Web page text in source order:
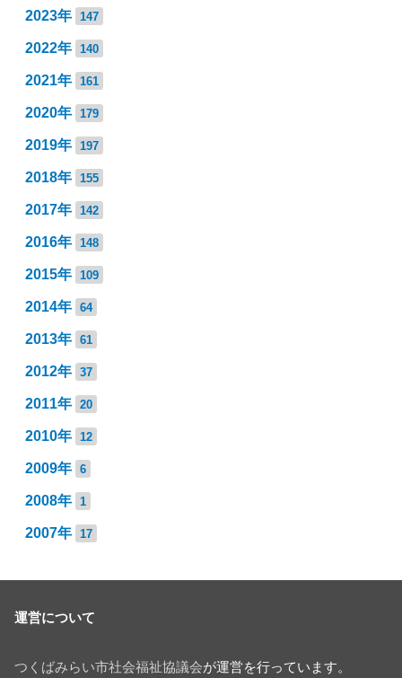
2023年 147
2022年 140
2021年 161
2020年 179
2019年 197
2018年 155
2017年 142
2016年 148
2015年 109
2014年 64
2013年 61
2012年 37
2011年 20
2010年 12
2009年 6
2008年 1
2007年 17
運営について
つくばみらい市社会福祉協議会が運営を行っています。